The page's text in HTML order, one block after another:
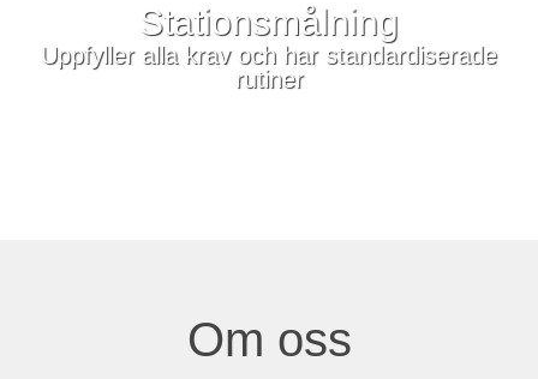
Stationsmålning
Uppfyller alla krav och har standardiserade
rutiner
Om oss